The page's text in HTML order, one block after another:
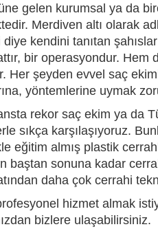
gelen kurumsal ya da
Merdiven altı olarak
kendini tanıtan
bir operasyondur.
Her şeyden evvel saç
yöntemlerine uymak
rekor saç ekim ya da
sıkça karşılaşıyoruz.
eğitim almış plastik
baştan sonuna kadar
daha çok cerrahi
hizmet almak
bizlere ulaşabilirsiniz.